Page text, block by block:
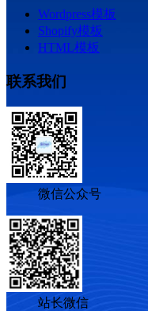
Wordpress模板
Shopify模板
HTML模板
联系我们
微信公众号
站长微信